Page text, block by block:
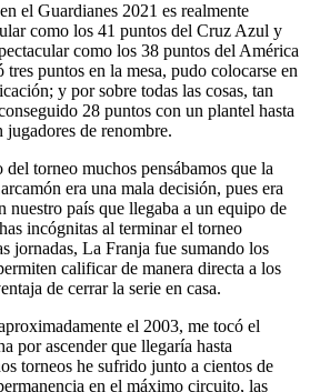
el Guardianes 2021 es realmente
como los 41 puntos del Cruz Azul y
como los 38 puntos del América
puntos en la mesa, pudo colocarse en
y por sobre todas las cosas, tan
28 puntos con un plantel hasta
de renombre.
torneo muchos pensábamos que la
era una mala decisión, pues era
nuestro país que llegaba a un equipo de
incógnitas al terminar el torneo
jornadas, La Franja fue sumando los
calificar de manera directa a los
de cerrar la serie en casa.
el 2003, me tocó el
por ascender que llegaría hasta
torneos he sufrido junto a cientos de
en el máximo circuito, las